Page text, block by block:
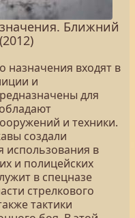
Ближний
назначения входят в
и
для
и техники.
создали
использования в
и полицейских
в спецназе
стрелкового
тактики